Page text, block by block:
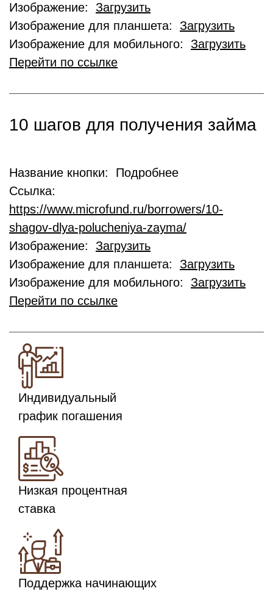
Изображение: Загрузить
Изображение для планшета: Загрузить
Изображение для мобильного: Загрузить
Перейти по ссылке
10 шагов для получения займа
Название кнопки: Подробнее
Ссылка:
https://www.microfund.ru/borrowers/10-
shagov-dlya-polucheniya-zayma/
Изображение: Загрузить
Изображение для планшета: Загрузить
Изображение для мобильного: Загрузить
Перейти по ссылке
Индивидуальный
график погашения
Низкая процентная
ставка
Поддержка начинающих